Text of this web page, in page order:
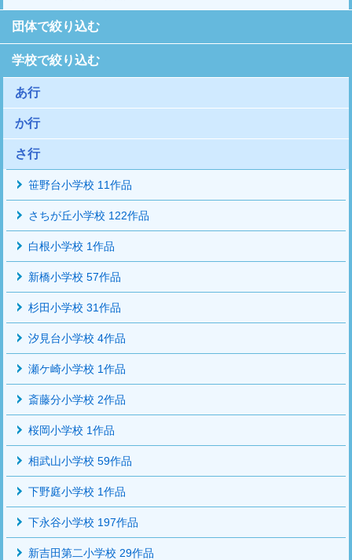
団体で絞り込む
学校で絞り込む
あ行
か行
さ行
笹野台小学校 11作品
さちが丘小学校 122作品
白根小学校 1作品
新橋小学校 57作品
杉田小学校 31作品
汐見台小学校 4作品
瀬ケ崎小学校 1作品
斎藤分小学校 2作品
桜岡小学校 1作品
相武山小学校 59作品
下野庭小学校 1作品
下永谷小学校 197作品
新吉田第二小学校 29作品